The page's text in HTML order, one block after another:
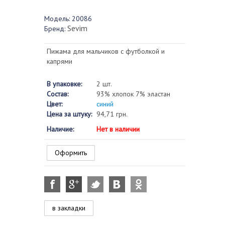
Модель: 20086
Бренд: Sevim
Пижама для мальчиков c футболкой и
капрями
В упаковке:
2 шт.
Состав:
93% хлопок 7% эластан
Цвет:
синий
Цена за штуку: 94,71 грн.
Наличие:
Нет в наличии
Оформить
в закладки